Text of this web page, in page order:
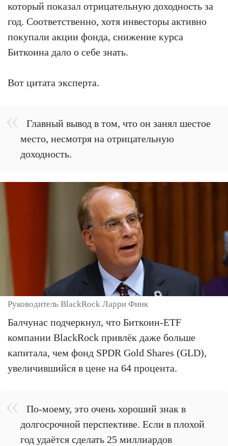
который показал отрицательную доходность за
год. Соответственно, хотя инвесторы активно
покупали акции фонда, снижение курса
Биткоина дало о себе знать.
Вот цитата эксперта.
Главный вывод в том, что он занял шестое
место, несмотря на отрицательную
доходность.
Руководитель BlackRock Ларри Финк
Балчунас подчеркнул, что Биткоин-ETF
компании BlackRock привлёк даже больше
капитала, чем фонд SPDR Gold Shares (GLD),
увеличившийся в цене на 64 процента.
По-моему, это очень хороший знак в
долгосрочной перспективе. Если в плохой
год удаётся сделать 25 миллиардов